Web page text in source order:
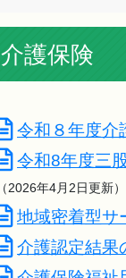
介護保険
令和８年度介
令和8年度三
（2026年4月2日更新）
地域密着型サ
介護認定結果